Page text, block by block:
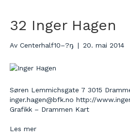
32 Inger Hagen
Av Centerhalf10–?ŋ | 20. mai 2014
Søren Lemmichsgate 7 3015
inger.hagen@bfk.no http://
Grafikk – Drammen Kart
Les mer